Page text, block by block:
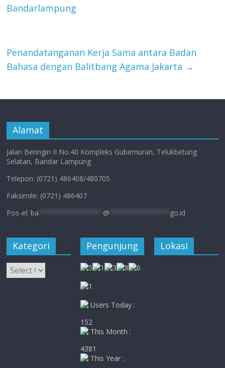
Bandarlampung
Penandatanganan Kerja Sama antara Badan
Bahasa dengan Balitbang Agama Jakarta →
Alamat
Jalan Beringin II No.40 Kompleks Gubernuran, Telukbetung
Selatan, Bandar Lampung
Telepon: (0721) 486408/480705
Faksimile: (0721) 486407
Pos-el: ba @ go.id
Kategori
Kategori
Pengunjung
Users Today :
152
This Month :
4381
This Year :
Lokasi